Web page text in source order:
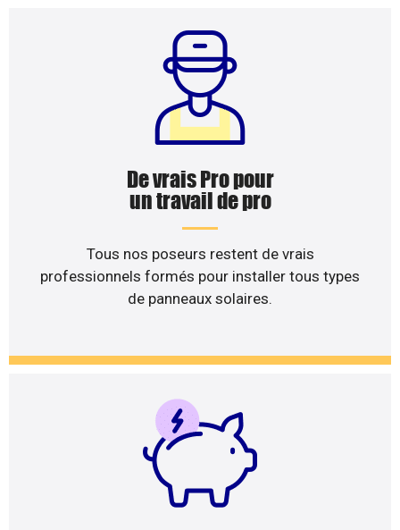
De vrais Pro pour
un travail de pro
Tous nos poseurs restent de vrais
professionnels formés pour installer tous types
de panneaux solaires.